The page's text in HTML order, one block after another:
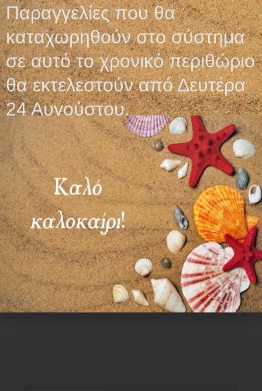
Ωράριο λειτουργίας
ΕΙΔΙΚΟ ΘΕΡΙΝΟ ΩΡΑΡΙΟ
ΔΕΥ-ΠΑΡ: 09:00-14:30
ΣΑΒ – ΚΥΡ: ΚΛΕΙΣΤΑ
Χρήσιμα Links
Όροι Χρήσης
Πολιτική απορρήτου
Τρόποι πληρωμής
Τρόποι αποστολής
Παραγγελίες που θα
καταχωρηθούν στο σύστημα
σε αυτό το χρονικό περιθώριο
θα εκτελεστούν από Δευτέρα
24 Αυγούστου.